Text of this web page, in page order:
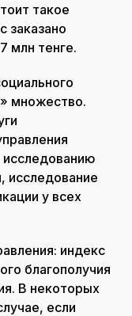
такое
заказано
млн тенге.
множество.
исследованию
исследование
у всех
индекс
благополучия
В некоторых
если